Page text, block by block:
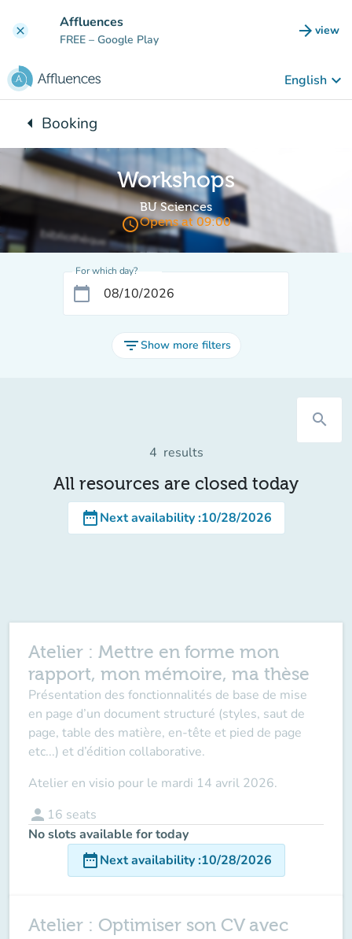
clear Affluences
FREE – Google Play arrow_forward view
(new
English keyboard_arrow_down
arrow_leftBack to:
Booking
Workshops
BU Sciences
access_timeOpens at 09:00
For which day?
calendar_today
filter_listShow more filters
search
4 results
All resources are closed today
date_rangeNext availability:10/28/2026
Atelier : Mettre en forme mon
rapport, mon mémoire, ma thèse
Présentation des fonctionnalités de base de mise
en page d’un document structuré (styles, saut de
page, table des matière, en-tête et pied de page
etc...) et d’édition collaborative.
Atelier en visio pour le mardi 14 avril 2026.
person 16 seats
No slots available for today
date_rangeNext availability:10/28/2026
Atelier : Optimiser son CV avec